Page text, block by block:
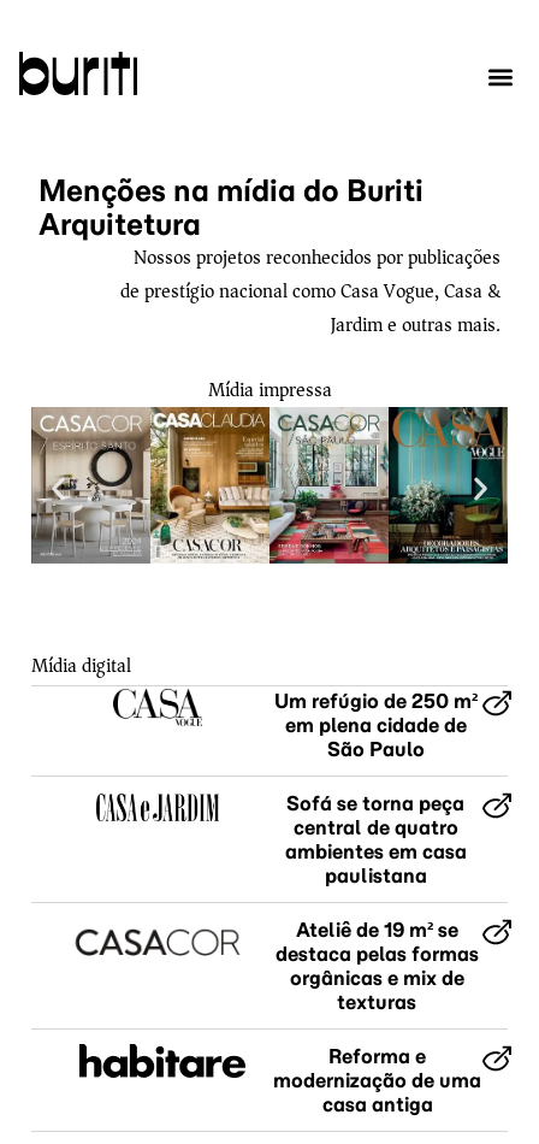
Menções na mídia do Buriti
Arquitetura
Nossos projetos reconhecidos por publicações
de prestígio nacional como Casa Vogue, Casa &
Jardim e outras mais.
Mídia impressa
Mídia digital
Um refúgio de 250 m²
em plena cidade de
São Paulo
Sofá se torna peça
central de quatro
ambientes em casa
paulistana
Ateliê de 19 m² se
destaca pelas formas
orgânicas e mix de
texturas
Reforma e
modernização de uma
casa antiga